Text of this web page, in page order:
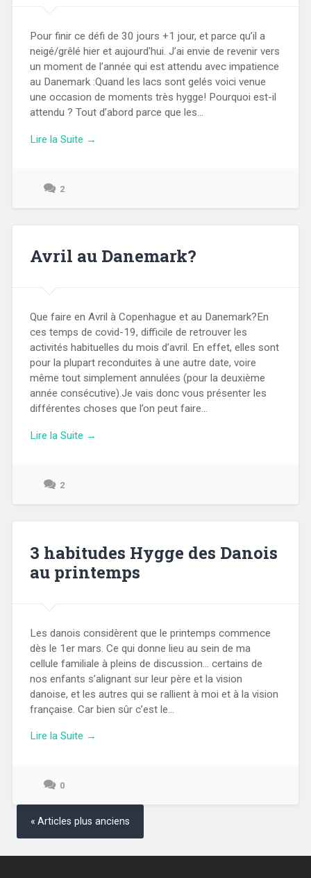
Pour finir ce défi de 30 jours +1 jour, et parce qu’il a
neigé/grêlé hier et aujourd'hui. J’ai envie de revenir vers
un moment de l’année qui est attendu avec impatience
au Danemark :Quand les lacs sont gelés voici venue
une occasion de moments très hygge! Pourquoi est-il
attendu ? Tout d’abord parce que les...
Lire la Suite →
2
Avril au Danemark?
Que faire en Avril à Copenhague et au Danemark?En
ces temps de covid-19, difficile de retrouver les
activités habituelles du mois d’avril. En effet, elles sont
pour la plupart reconduites à une autre date, voire
même tout simplement annulées (pour la deuxième
année consécutive).Je vais donc vous présenter les
différentes choses que l’on peut faire...
Lire la Suite →
2
3 habitudes Hygge des Danois
au printemps
Les danois considèrent que le printemps commence
dès le 1er mars. Ce qui donne lieu au sein de ma
cellule familiale à pleins de discussion… certains de
nos enfants s’alignant sur leur père et la vision
danoise, et les autres qui se rallient à moi et à la vision
française. Car bien sûr c’est le...
Lire la Suite →
mars
2024
0
Navigation
des Articles plus anciens